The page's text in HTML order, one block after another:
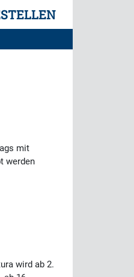
mit
werden
wird ab 2.